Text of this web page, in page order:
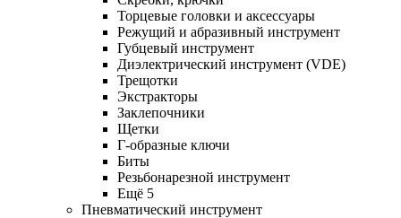
Торцевые головки и аксессуары
Режущий и абразивный инструмент
Губцевый инструмент
Диэлектрический инструмент (VDE)
Трещотки
Экстракторы
Заклепочники
Щетки
Г-образные ключи
Биты
Резьбонарезной инструмент
Ещё 5
Пневматический инструмент